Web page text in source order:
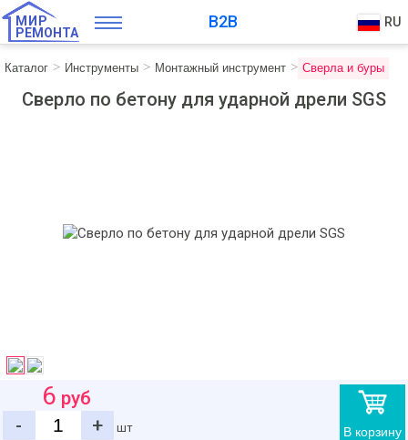
МИР
РЕМОНТА
B2B RU
Каталог Инструменты Монтажный инструмент Сверла и буры
Сверло по бетону для ударной дрели SGS
В корзину
6 руб
-
+ шт